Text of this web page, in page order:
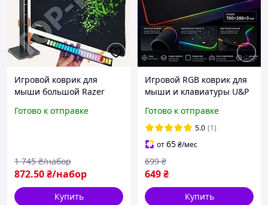
Игровой коврик для
мыши большой Razer
и клавиатуру геймерский,
Готово к отправке
872.50₴/набор
1 745 ₴/набор
Купить
Игровой RGB коврик для
мыши и клавиатуры U&P
подсветкой
Готово к отправке
5.0 (1)
от65₴/мес
649₴
699 ₴
Купить